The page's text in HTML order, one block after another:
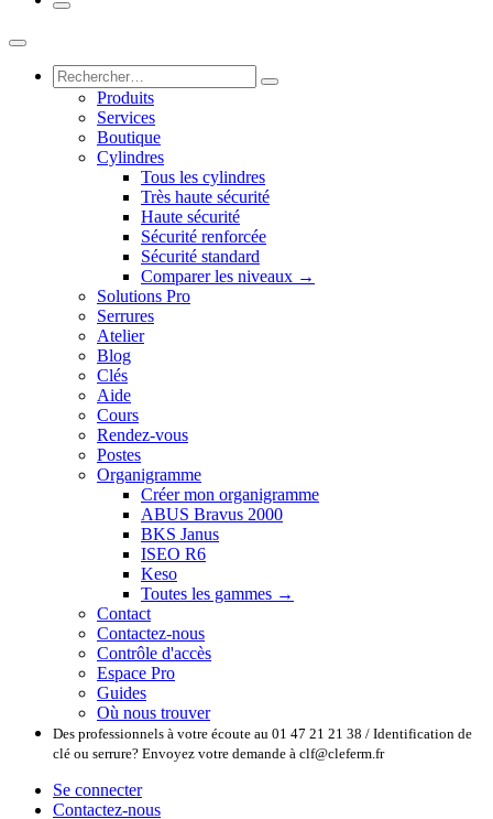
Produits
Services
Boutique
Cylindres
Tous les cylindres
Très haute sécurité
Haute sécurité
Sécurité renforcée
Sécurité standard
Comparer les niveaux →
Solutions Pro
Serrures
Atelier
Blog
Clés
Aide
Cours
Rendez-vous
Postes
Organigramme
Créer mon organigramme
ABUS Bravus 2000
BKS Janus
ISEO R6
Keso
Toutes les gammes →
Contact
Contactez-nous
Contrôle d'accès
Espace Pro
Guides
Où nous trouver
Des professionnels à votre écoute au 01 47 21 21 38 / Identification de
clé ou serrure? Envoyez votre demande à clf@cleferm.fr
Se connecter
Contactez-nous